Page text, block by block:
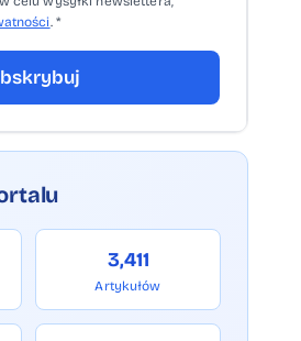
. *
3,411
Artykułów